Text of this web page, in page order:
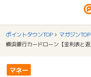
ポイントタウンTOP マガジンTOP
マネー